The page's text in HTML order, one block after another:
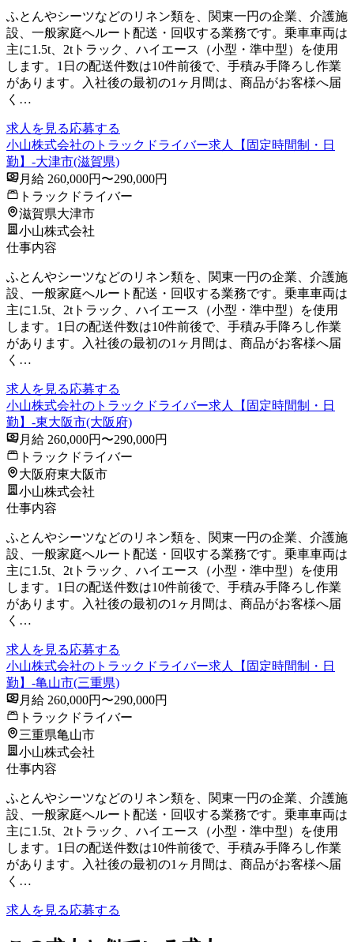
ふとんやシーツなどのリネン類を、関東一円の企業、介護施
設、一般家庭へルート配送・回収する業務です。乗車車両は
主に1.5t、2tトラック、ハイエース（小型・準中型）を使用
します。1日の配送件数は10件前後で、手積み手降ろし作業
があります。入社後の最初の1ヶ月間は、商品がお客様へ届
く…
求人を見る応募する
小山株式会社のトラックドライバー求人【固定時間制・日
勤】-大津市(滋賀県)
月給 260,000円〜290,000円
トラックドライバー
滋賀県大津市
小山株式会社
仕事内容
ふとんやシーツなどのリネン類を、関東一円の企業、介護施
設、一般家庭へルート配送・回収する業務です。乗車車両は
主に1.5t、2tトラック、ハイエース（小型・準中型）を使用
します。1日の配送件数は10件前後で、手積み手降ろし作業
があります。入社後の最初の1ヶ月間は、商品がお客様へ届
く…
求人を見る応募する
小山株式会社のトラックドライバー求人【固定時間制・日
勤】-東大阪市(大阪府)
月給 260,000円〜290,000円
トラックドライバー
大阪府東大阪市
小山株式会社
仕事内容
ふとんやシーツなどのリネン類を、関東一円の企業、介護施
設、一般家庭へルート配送・回収する業務です。乗車車両は
主に1.5t、2tトラック、ハイエース（小型・準中型）を使用
します。1日の配送件数は10件前後で、手積み手降ろし作業
があります。入社後の最初の1ヶ月間は、商品がお客様へ届
く…
求人を見る応募する
小山株式会社のトラックドライバー求人【固定時間制・日
勤】-亀山市(三重県)
月給 260,000円〜290,000円
トラックドライバー
三重県亀山市
小山株式会社
仕事内容
ふとんやシーツなどのリネン類を、関東一円の企業、介護施
設、一般家庭へルート配送・回収する業務です。乗車車両は
主に1.5t、2tトラック、ハイエース（小型・準中型）を使用
します。1日の配送件数は10件前後で、手積み手降ろし作業
があります。入社後の最初の1ヶ月間は、商品がお客様へ届
く…
求人を見る応募する